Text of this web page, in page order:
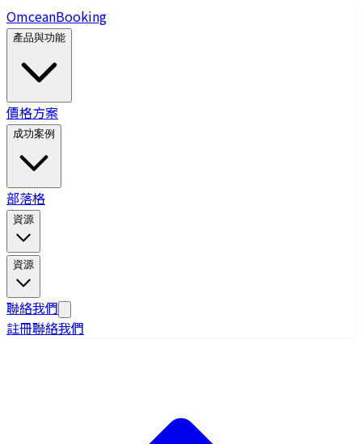
OmceanBooking
產品與功能
價格方案
成功案例
部落格
資源
資源
聯絡我們
註冊聯絡我們